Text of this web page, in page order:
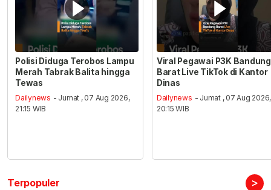
Polisi Diduga Terobos Lampu
Merah Tabrak Balita hingga
Tewas
Dailynews - Jumat , 07 Aug 2026,
21:15 WIB
Viral Pegawai P3K Bandung
Barat Live TikTok di Kantor
Dinas
Dailynews - Jumat , 07 Aug 2026,
20:15 WIB
Terpopuler >